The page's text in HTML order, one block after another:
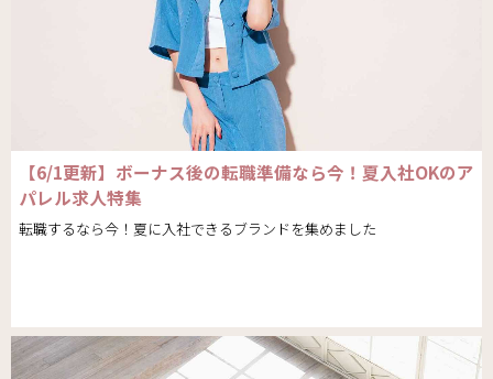
【6/1更新】ボーナス後の転職準備なら今！夏入社OKのア
パレル求人特集
転職するなら今！夏に入社できるブランドを集めました